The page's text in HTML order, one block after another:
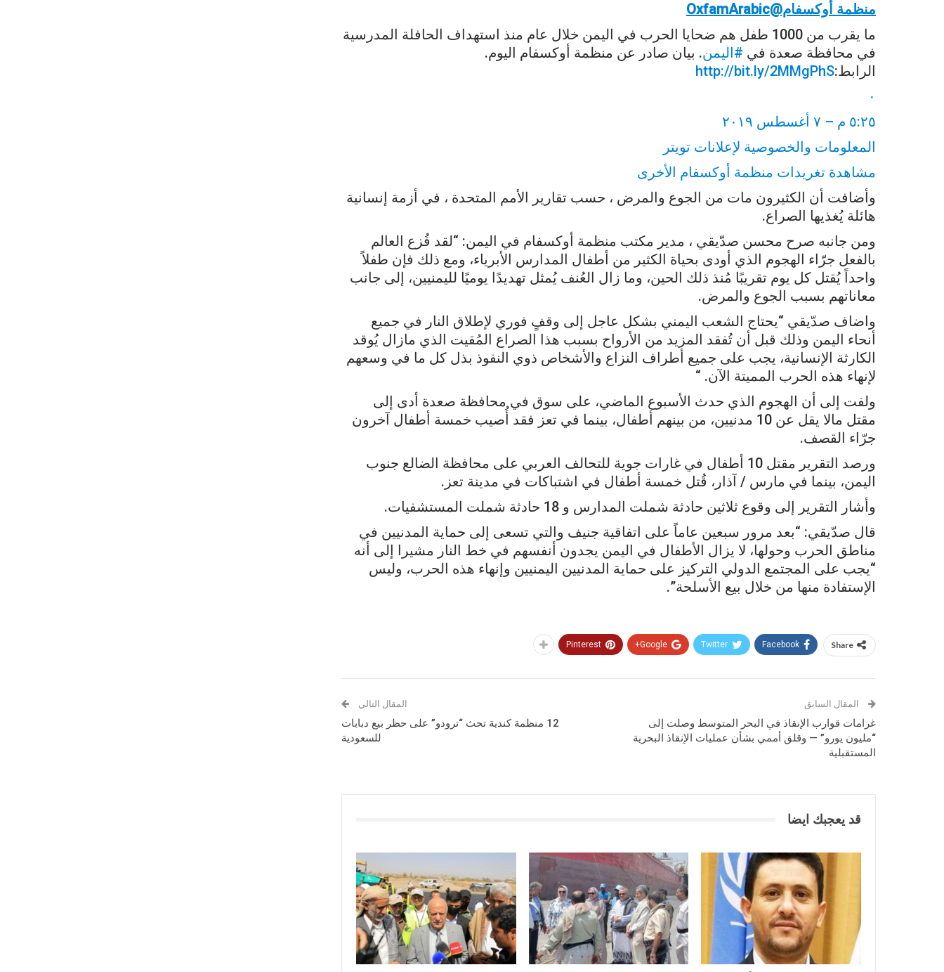
منظمة أوكسفام@OxfamArabic
ما يقرب من 1000 طفل هم ضحايا الحرب في اليمن خلال عام منذ استهداف الحافلة المدرسية
في محافظة صعدة في #اليمن. بيان صادر عن منظمة أوكسفام اليوم.
الرابط:http://bit.ly/2MMgPhS
٠
٥:٢٥ م – ٧ أغسطس ٢٠١٩
المعلومات والخصوصية لإعلانات تويتر
مشاهدة تغريدات منظمة أوكسفام الأخرى
وأضافت أن الكثيرون مات من الجوع والمرض ، حسب تقارير الأمم المتحدة ، في أزمة إنسانية
هائلة يُغذيها الصراع.
ومن جانبه صرح محسن صدّيقي ، مدير مكتب منظمة أوكسفام في اليمن: “لقد فُزع العالم
بالفعل جرّاء الهجوم الذي أودى بحياة الكثير من أطفال المدارس الأبرياء، ومع ذلك فإن طفلاً
واحداً يُقتل كل يوم تقريبًا مُنذ ذلك الحين، وما زال العُنف يُمثل تهديدًا يوميًا لليمنيين، إلى جانب
معاناتهم بسبب الجوع والمرض.
واضاف صدّيقي “يحتاج الشعب اليمني بشكل عاجل إلى وقفٍ فوري لإطلاق النار في جميع
أنحاء اليمن وذلك قبل أن تُفقد المزيد من الأرواح بسبب هذا الصراع المُقيت الذي مازال يُوقد
الكارثة الإنسانية، يجب على جميع أطراف النزاع والأشخاص ذوي النفوذ بذل كل ما في وسعهم
لإنهاء هذه الحرب المميتة الآن. “
ولفت إلى أن الهجوم الذي حدث الأسبوع الماضي، على سوق في محافظة صعدة أدى إلى
مقتل مالا يقل عن 10 مدنيين، من بينهم أطفال، بينما في تعز فقد أُصيب خمسة أطفال آخرون
جرّاء القصف.
ورصد التقرير مقتل 10 أطفال في غارات جوية للتحالف العربي على محافظة الضالع جنوب
اليمن، بينما في مارس / آذار، قُتل خمسة أطفال في اشتباكات في مدينة تعز.
وأشار التقرير إلى وقوع ثلاثين حادثة شملت المدارس و 18 حادثة شملت المستشفيات.
قال صدّيقي: “بعد مرور سبعين عاماً على اتفاقية جنيف والتي تسعى إلى حماية المدنيين في
مناطق الحرب وحولها، لا يزال الأطفال في اليمن يجدون أنفسهم في خط النار مشيرا إلى أنه
“يجب على المجتمع الدولي التركيز على حماية المدنيين اليمنيين وإنهاء هذه الحرب، وليس
الإستفادة منها من خلال بيع الأسلحة”.
Share
Facebook
Twitter
Google+
Pinterest
المقال السابق
غرامات قوارب الإنقاذ في البحر المتوسط وصلت إلى
“مليون يورو” — وقلق أممي بشأن عمليات الإنقاذ البحرية
المستقبلية
المقال التالي
12 منظمة كندية تحث “ترودو” على حظر بيع دبابات
للسعودية
قد يعجبك ايضا